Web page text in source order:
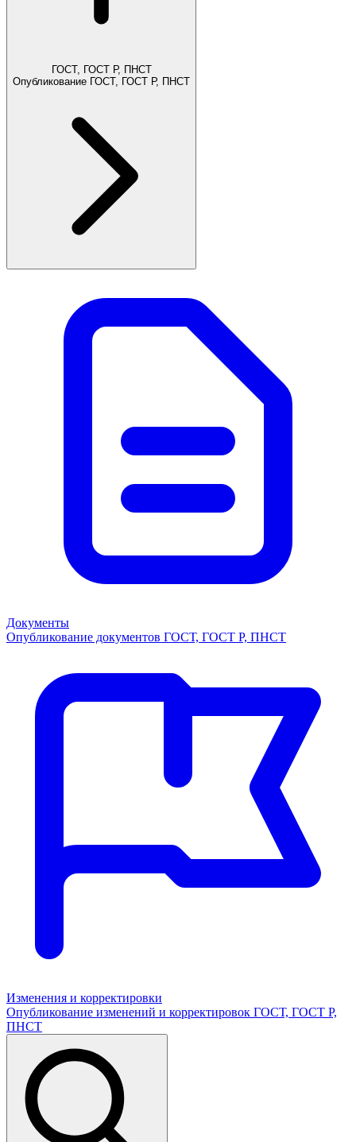
ГОСТ, ГОСТ Р, ПНСТ
Опубликование ГОСТ, ГОСТ Р, ПНСТ
Документы
Опубликование документов ГОСТ, ГОСТ Р, ПНСТ
Изменения и корректировки
Опубликование изменений и корректировок ГОСТ, ГОСТ Р,
ПНСТ